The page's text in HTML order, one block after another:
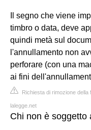
Il segno che viene
timbro o data, deve
quindi metà sul
l'annullamento non
perforare (con una
ai fini
Richiesta di rimozione della
lalegge.net
Chi non è soggetto